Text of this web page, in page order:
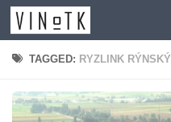
Skip to content
TAGGED: RYZLINK RÝNSKÝ